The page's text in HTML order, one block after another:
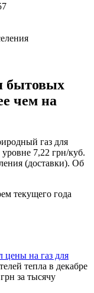
бытовых
чем на
газ для
7,22 грн/куб.
(доставки). Об
текущего года
цены на газ для
тепла в декабре
за тысячу